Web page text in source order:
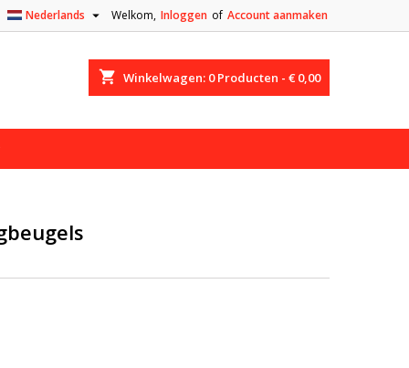
Welkom, Inloggen of Account aanmaken
Nederlands 
shopping_cart Winkelwagen: 0Producten - € 0,00